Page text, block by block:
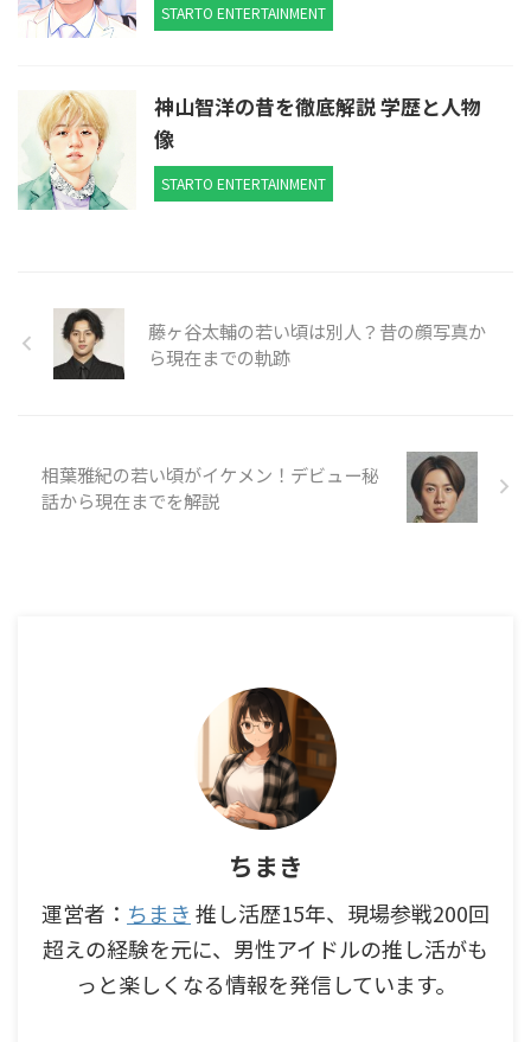
STARTO ENTERTAINMENT
神山智洋の昔を徹底解説 学歴と人物
像
STARTO ENTERTAINMENT
藤ヶ谷太輔の若い頃は別人？昔の顔写真か
ら現在までの軌跡
相葉雅紀の若い頃がイケメン！デビュー秘
話から現在までを解説
ちまき
運営者： ちまき 推し活歴15年、現場参戦200回
超えの経験を元に、男性アイドルの推し活がも
っと楽しくなる情報を発信しています。